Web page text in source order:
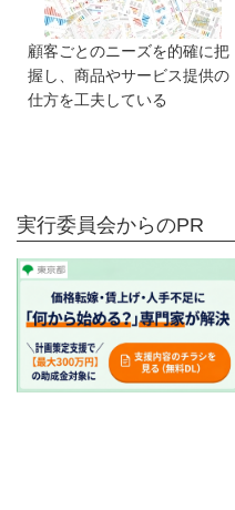
顧客ごとのニーズを的確に把
握し、商品やサービス提供の
仕方を工夫している
実行委員会からのPR